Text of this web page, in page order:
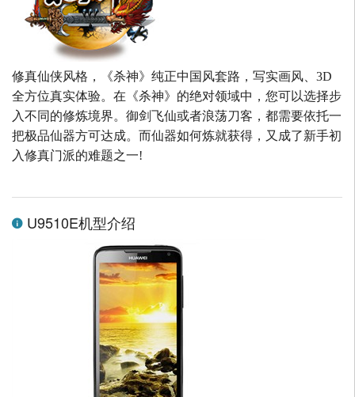
修真仙侠风格，《杀神》纯正中国风套路，写实画风、3D
全方位真实体验。在《杀神》的绝对领域中，您可以选择步
入不同的修炼境界。御剑飞仙或者浪荡刀客，都需要依托一
把极品仙器方可达成。而仙器如何炼就获得，又成了新手初
入修真门派的难题之一!
U9510E机型介绍